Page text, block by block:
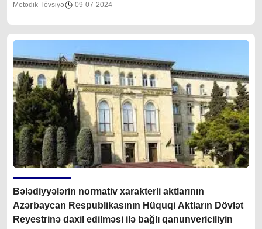
Metodik Tövsiyə 09-07-2024
Bələdiyyələrin normativ xarakterli aktlarının
Azərbaycan Respublikasının Hüquqi Aktların Dövlət
Reyestrinə daxil edilməsi ilə bağlı qanunvericiliyin